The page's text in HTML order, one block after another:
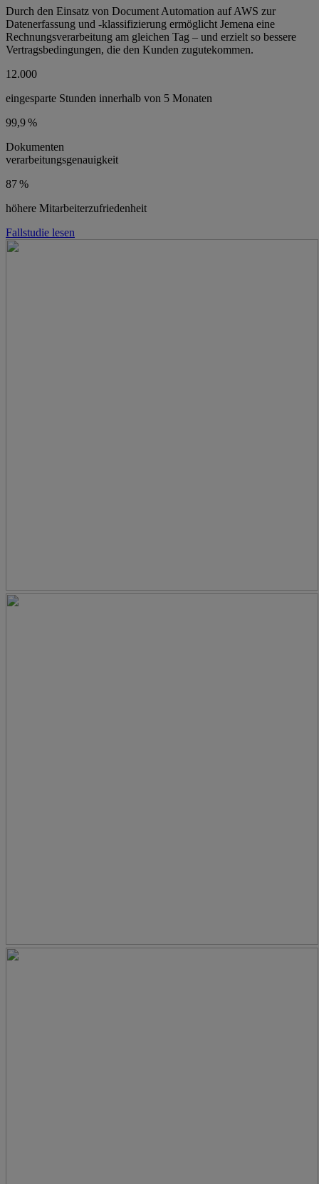
Durch den Einsatz von Document Automation auf AWS zur
Datenerfassung und -klassifizierung ermöglicht Jemena eine
Rechnungsverarbeitung am gleichen Tag – und erzielt so bessere
Vertragsbedingungen, die den Kunden zugutekommen.
12.000
eingesparte Stunden innerhalb von 5 Monaten
99,9 %
Dokumenten
verarbeitungsgenauigkeit
87 %
höhere Mitarbeiterzufriedenheit
Fallstudie lesen